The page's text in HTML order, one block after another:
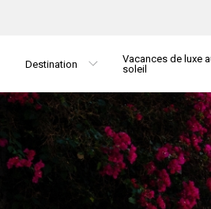
Destination
Vacances de luxe
soleil